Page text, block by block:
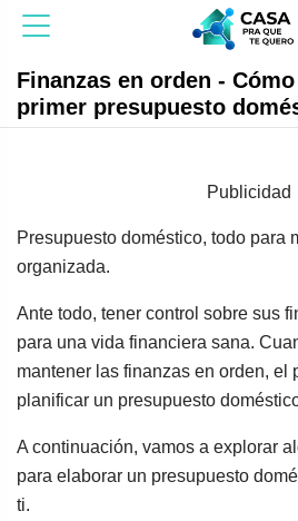
Finanzas en orden -
primer presupuesto
Publicidad
Presupuesto doméstico, todo para
organizada.
Ante todo, tener control sobre sus
para una vida financiera sana.
mantener las finanzas en orden, el
planificar un presupuesto
A continuación, vamos a explorar
para elaborar un presupuesto
ti.